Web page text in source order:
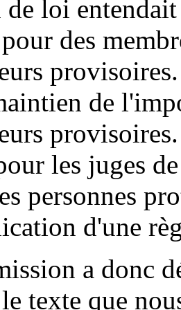
loi
des
de
les juges
personnes
d'une
a donc
texte que